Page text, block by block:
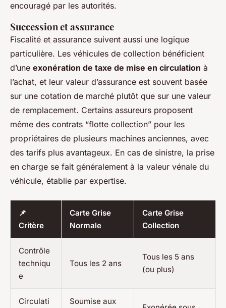
encouragé par les autorités.
Succession et assurance
Fiscalité et assurance suivent aussi une logique
particulière. Les véhicules de collection bénéficient
d’une exonération de taxe de mise en circulation à
l’achat, et leur valeur d’assurance est souvent basée
sur une cotation de marché plutôt que sur une valeur
de remplacement. Certains assureurs proposent
même des contrats “flotte collection” pour les
propriétaires de plusieurs machines anciennes, avec
des tarifs plus avantageux. En cas de sinistre, la prise
en charge se fait généralement à la valeur vénale du
véhicule, établie par expertise.
📌
Critère
Carte Grise
Normale
Carte Grise
Collection
Contrôle
techniqu
e
Tous les 2 ans
Tous les 5 ans
(ou plus)
Circulati Soumise aux